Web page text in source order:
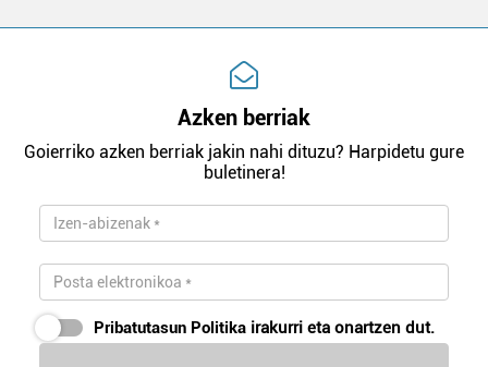
Azken berriak
Goierriko azken berriak jakin nahi dituzu? Harpidetu gure
buletinera!
Pribatutasun Politika irakurri eta onartzen dut.